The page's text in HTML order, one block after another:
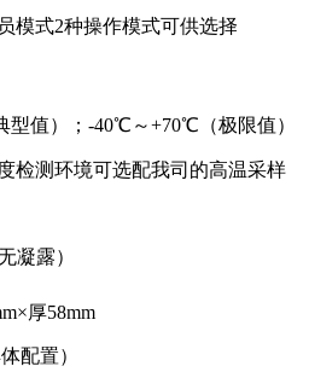
模式2种操作模式可供选择
值）；-40℃～+70℃（极限值）
检测环境可选配我司的高温采样
凝露）
厚58mm
配置）